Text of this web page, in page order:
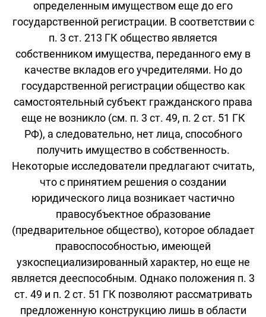
определенным имуществом еще до его
государственной регистрации. В соответствии с
п. 3 ст. 213 ГК общество является
собственником имущества, переданного ему в
качестве вкладов его учредителями. Но до
государственной регистрации общество как
самостоятельный субъект гражданского права
еще не возникло (см. п. 3 ст. 49, п. 2 ст. 51 ГК
РФ), а следовательно, нет лица, способного
получить имущество в собственность.
Некоторые исследователи предлагают считать,
что с принятием решения о создании
юридического лица возникает частично
правосубъектное образование
(предварительное общество), которое обладает
правоспособностью, имеющей
узкоспециализированный характер, но еще не
является дееспособным. Однако положения п. 3
ст. 49 и п. 2 ст. 51 ГК позволяют рассматривать
предложенную конструкцию лишь в области